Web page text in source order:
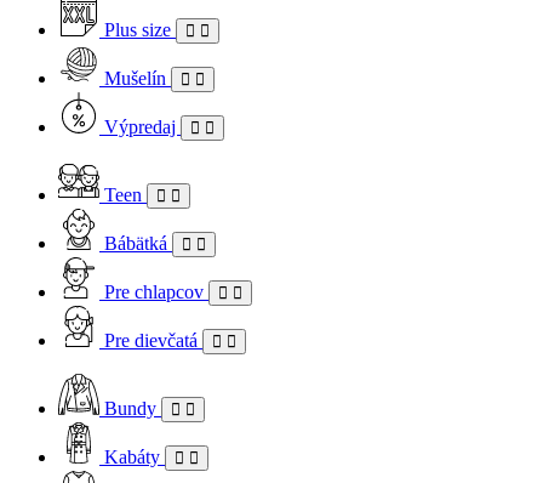
Plus size
Mušelín
Výpredaj
Teen
Bábätká
Pre chlapcov
Pre dievčatá
Bundy
Kabáty